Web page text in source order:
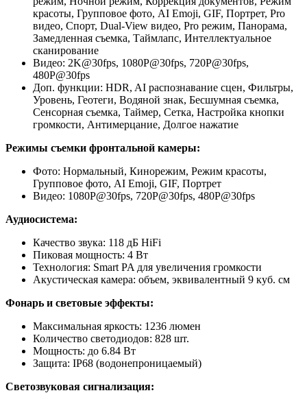
красоты, Групповое фото, AI Emoji, GIF, Портрет, Pro
видео, Спорт, Dual-View видео, Pro режим, Панорама,
Замедленная съемка, Таймлапс, Интеллектуальное
сканирование
Видео: 2K@30fps, 1080P@30fps, 720P@30fps,
480P@30fps
Доп. функции: HDR, AI распознавание сцен, Фильтры,
Уровень, Геотеги, Водяной знак, Бесшумная съемка,
Сенсорная съемка, Таймер, Сетка, Настройка кнопки
громкости, Антимерцание, Долгое нажатие
Режимы съемки фронтальной камеры:
Фото: Нормальный, Кинорежим, Режим красоты,
Групповое фото, AI Emoji, GIF, Портрет
Видео: 1080P@30fps, 720P@30fps, 480P@30fps
Аудиосистема:
Качество звука: 118 дБ HiFi
Пиковая мощность: 4 Вт
Технология: Smart PA для увеличения громкости
Акустическая камера: объем, эквивалентный 9 куб. см
Фонарь и световые эффекты:
Максимальная яркость: 1236 люмен
Количество светодиодов: 828 шт.
Мощность: до 6.84 Вт
Защита: IP68 (водонепроницаемый)
Светозвуковая сигнализация: